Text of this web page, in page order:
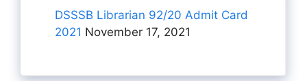
DSSSB Librarian 92/20 Admit Card
2021 November 17, 2021